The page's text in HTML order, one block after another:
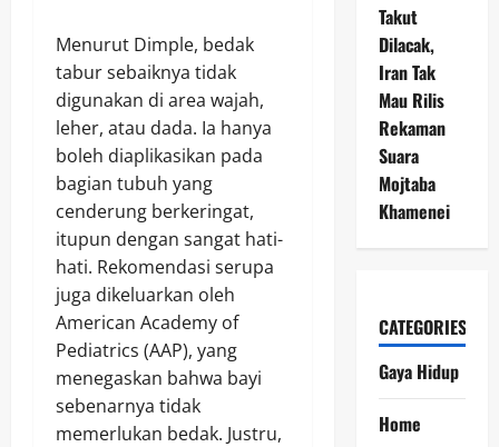
Menurut Dimple, bedak
tabur sebaiknya tidak
digunakan di area wajah,
leher, atau dada. Ia hanya
boleh diaplikasikan pada
bagian tubuh yang
cenderung berkeringat,
itupun dengan sangat hati-
hati. Rekomendasi serupa
juga dikeluarkan oleh
American Academy of
Pediatrics (AAP), yang
menegaskan bahwa bayi
sebenarnya tidak
memerlukan bedak. Justru,
Takut
Dilacak,
Iran Tak
Mau Rilis
Rekaman
Suara
Mojtaba
Khamenei
CATEGORIES
Gaya Hidup
Home